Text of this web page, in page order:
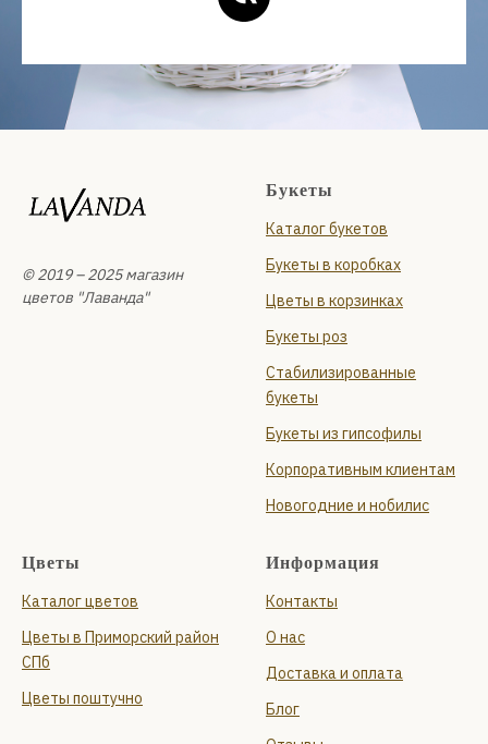
© 2019 – 2025 магазин
цветов "Лаванда"
Букеты
Каталог букетов
Букеты в коробках
Цветы в корзинках
Букеты роз
Стабилизированные
букеты
Букеты из гипсофилы
Корпоративным клиентам
Новогодние и нобилис
Цветы
Каталог цветов
Цветы в Приморский район
СПб
Цветы поштучно
Информация
Контакты
О нас
Доставка и оплата
Блог